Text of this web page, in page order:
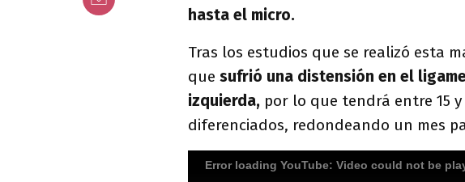
hasta el micro.
Tras los estudios que se realizó esta
que sufrió una distensión en el
izquierda, por lo que tendrá entre 15
diferenciados, redondeando un mes